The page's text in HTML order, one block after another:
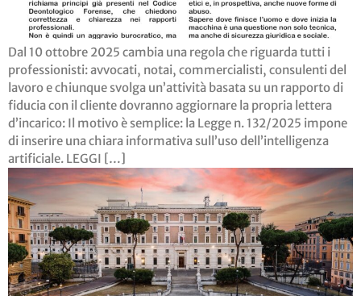
Dal 10 ottobre 2025 cambia una regola che riguarda tutti i
professionisti: avvocati, notai, commercialisti, consulenti del
lavoro e chiunque svolga un’attività basata su un rapporto di
fiducia con il cliente dovranno aggiornare la propria lettera
d’incarico: Il motivo è semplice: la Legge n. 132/2025 impone
di inserire una chiara informativa sull’uso dell’intelligenza
artificiale. LEGGI […]